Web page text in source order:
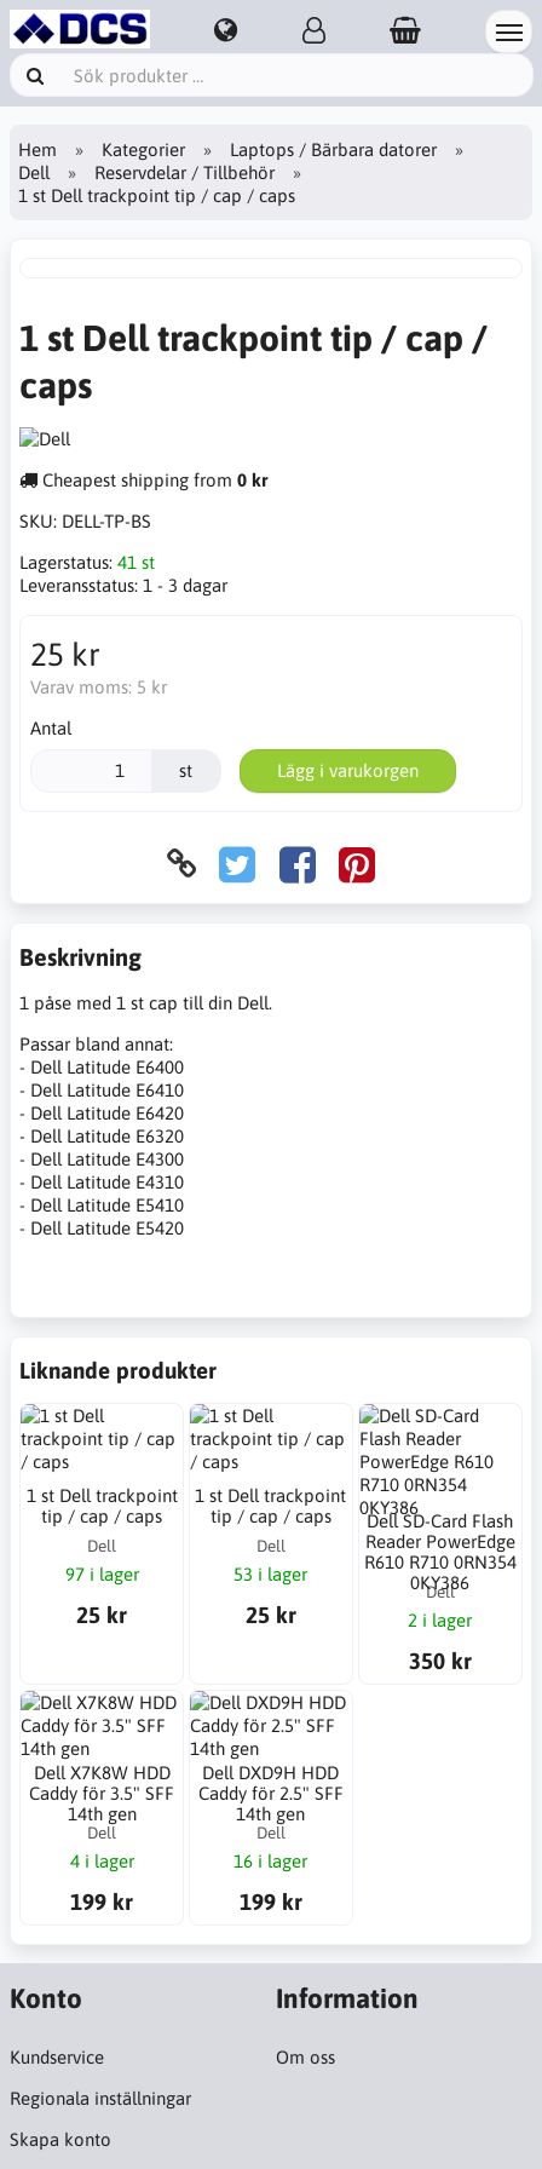
Hem Kategorier
Laptops / Bärbara datorer
Dell
Reservdelar / Tillbehör
1 st Dell trackpoint tip / cap / caps
1 st Dell trackpoint tip / cap /
caps
Cheapest shipping from 0 kr
SKU: DELL-TP-BS
Lagerstatus: 41 st
Leveransstatus: 1 - 3 dagar
25 kr
Varav moms: 5 kr
Antal
st Lägg i varukorgen
Beskrivning
1 påse med 1 st cap till din Dell.
Passar bland annat:
- Dell Latitude E6400
- Dell Latitude E6410
- Dell Latitude E6420
- Dell Latitude E6320
- Dell Latitude E4300
- Dell Latitude E4310
- Dell Latitude E5410
- Dell Latitude E5420
Liknande produkter
1 st Dell trackpoint
tip / cap / caps
Dell
97 i lager
25 kr
1 st Dell trackpoint
tip / cap / caps
Dell
53 i lager
25 kr
Dell SD-Card Flash
Reader PowerEdge
R610 R710 0RN354
0KY386
Dell
2 i lager
350 kr
Dell X7K8W HDD
Caddy för 3.5" SFF
14th gen
Dell
4 i lager
199 kr
Dell DXD9H HDD
Caddy för 2.5" SFF
14th gen
Dell
16 i lager
199 kr
Konto
Kundservice
Regionala inställningar
Skapa konto
Information
Om oss